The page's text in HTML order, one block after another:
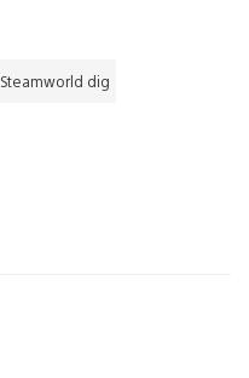
Steamworld dig